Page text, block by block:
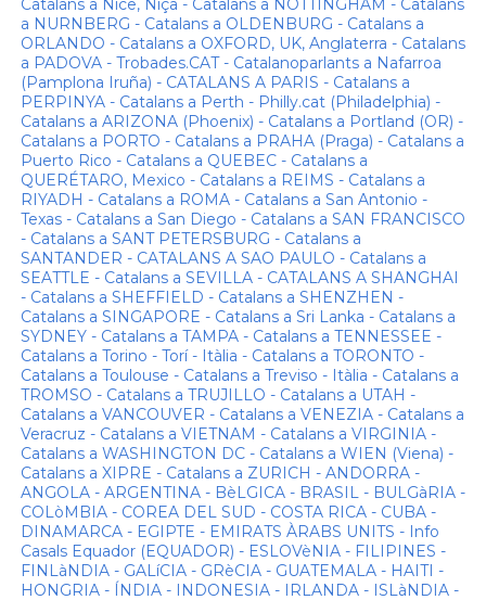
Catalans a Nice, Niça - Catalans a NOTTINGHAM - Catalans
a NURNBERG - Catalans a OLDENBURG - Catalans a
ORLANDO - Catalans a OXFORD, UK, Anglaterra - Catalans
a PADOVA - Trobades.CAT - Catalanoparlants a Nafarroa
(Pamplona Iruña) - CATALANS A PARIS - Catalans a
PERPINYA - Catalans a Perth - Philly.cat (Philadelphia) -
Catalans a ARIZONA (Phoenix) - Catalans a Portland (OR) -
Catalans a PORTO - Catalans a PRAHA (Praga) - Catalans a
Puerto Rico - Catalans a QUEBEC - Catalans a
QUERÉTARO, Mexico - Catalans a REIMS - Catalans a
RIYADH - Catalans a ROMA - Catalans a San Antonio -
Texas - Catalans a San Diego - Catalans a SAN FRANCISCO
- Catalans a SANT PETERSBURG - Catalans a
SANTANDER - CATALANS A SAO PAULO - Catalans a
SEATTLE - Catalans a SEVILLA - CATALANS A SHANGHAI
- Catalans a SHEFFIELD - Catalans a SHENZHEN -
Catalans a SINGAPORE - Catalans a Sri Lanka - Catalans a
SYDNEY - Catalans a TAMPA - Catalans a TENNESSEE -
Catalans a Torino - Torí - Itàlia - Catalans a TORONTO -
Catalans a Toulouse - Catalans a Treviso - Itàlia - Catalans a
TROMSO - Catalans a TRUJILLO - Catalans a UTAH -
Catalans a VANCOUVER - Catalans a VENEZIA - Catalans a
Veracruz - Catalans a VIETNAM - Catalans a VIRGINIA -
Catalans a WASHINGTON DC - Catalans a WIEN (Viena) -
Catalans a XIPRE - Catalans a ZURICH - ANDORRA -
ANGOLA - ARGENTINA - BèLGICA - BRASIL - BULGàRIA -
COLòMBIA - COREA DEL SUD - COSTA RICA - CUBA -
DINAMARCA - EGIPTE - EMIRATS ÀRABS UNITS - Info
Casals Equador (EQUADOR) - ESLOVèNIA - FILIPINES -
FINLàNDIA - GALíCIA - GRèCIA - GUATEMALA - HAITI -
HONGRIA - ÍNDIA - INDONESIA - IRLANDA - ISLàNDIA -